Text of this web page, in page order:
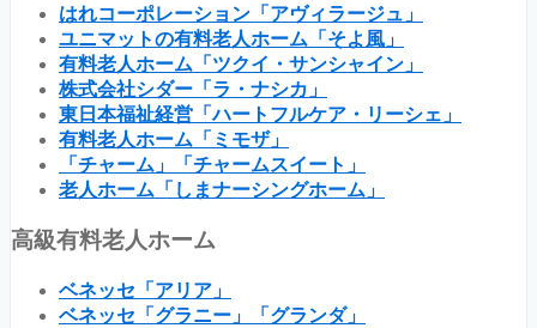
はれコーポレーション「アヴィラージュ」
ユニマットの有料老人ホーム「そよ風」
有料老人ホーム「ツクイ・サンシャイン」
株式会社シダー「ラ・ナシカ」
東日本福祉経営「ハートフルケア・リーシェ」
有料老人ホーム「ミモザ」
「チャーム」「チャームスイート」
老人ホーム「しまナーシングホーム」
高級有料老人ホーム
ベネッセ「アリア」
ベネッセ「グラニー」「グランダ」